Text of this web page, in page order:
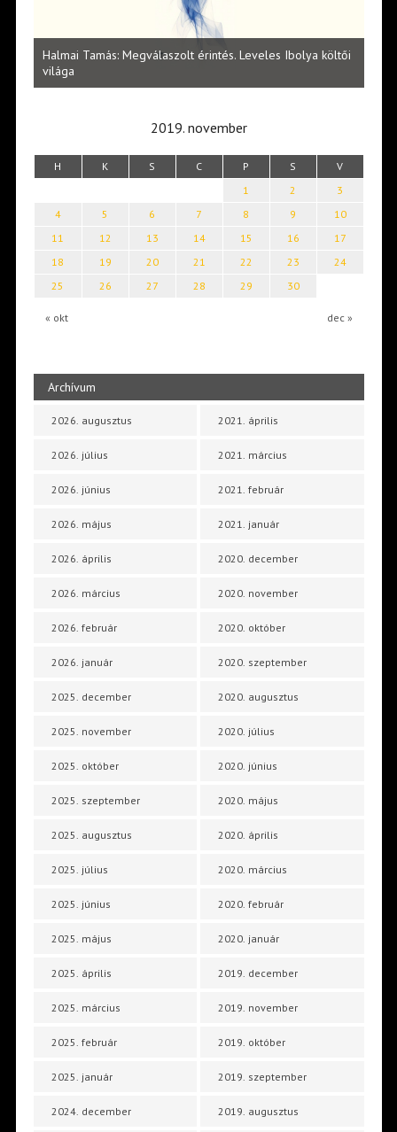
Halmai Tamás: Megválaszolt érintés. Leveles Ibolya költői
világa
2019. november
H K S C P S V
« okt dec »
1 2
3
4
5 6 7 8 9
10
11
12 13 14 15 16
17
18
19 20 21 22 23
24
25
26 27 28 29 30
Archívum
2026. augusztus
2026. július
2026. június
2026. május
2026. április
2026. március
2026. február
2026. január
2025. december
2025. november
2025. október
2025. szeptember
2025. augusztus
2025. július
2025. június
2025. május
2025. április
2025. március
2025. február
2025. január
2024. december
2021. április
2021. március
2021. február
2021. január
2020. december
2020. november
2020. október
2020. szeptember
2020. augusztus
2020. július
2020. június
2020. május
2020. április
2020. március
2020. február
2020. január
2019. december
2019. november
2019. október
2019. szeptember
2019. augusztus